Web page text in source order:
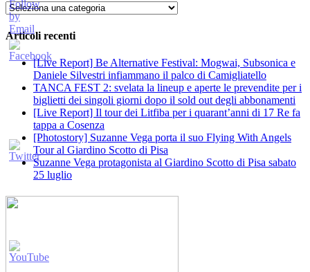
Categorie
Articoli recenti
[Live Report] Be Alternative Festival: Mogwai, Subsonica e
Daniele Silvestri infiammano il palco di Camigliatello
TANCA FEST 2: svelata la lineup e aperte le prevendite per i
biglietti dei singoli giorni dopo il sold out degli abbonamenti
[Live Report] Il tour dei Litfiba per i quarant’anni di 17 Re fa
tappa a Cosenza
[Photostory] Suzanne Vega porta il suo Flying With Angels
Tour al Giardino Scotto di Pisa
Suzanne Vega protagonista al Giardino Scotto di Pisa sabato
25 luglio